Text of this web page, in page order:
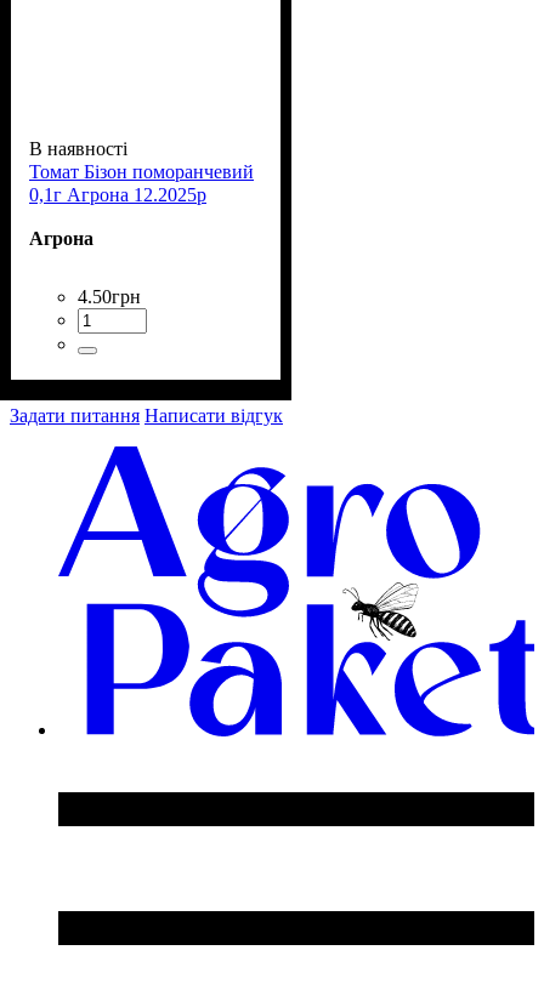
В наявності
Томат Бізон поморанчевий
0,1г Агрона 12.2025р
Агрона
4.50грн
Задати питання Написати відгук